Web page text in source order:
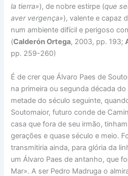
la tierra»), de nobre estirpe (que
aver vergença»), valente e capaz
num ambiente difícil e perigoso
(Calderón Ortega, 2003, pp. 193;
pp. 259-260)
É de crer que Álvaro Paes de
na primeira ou segunda década
metade do século seguinte,
Soutomaior, futuro conde de
casa que fora de seu irmão,
gerações e quase século e meio.
transmitiria ainda, para glória da
um Álvaro Paes de antanho, que
Mar». A ser Pedro Madruga o